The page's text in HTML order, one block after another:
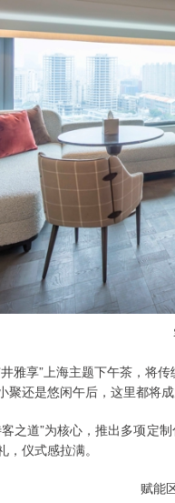
雅享”上海主题下午茶，将
聚还是悠闲午后，这里都将
之道”为核心，推出多项定
仪式感拉满。
赋能